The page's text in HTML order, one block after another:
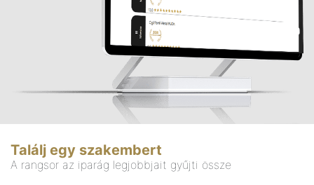
Találj egy szakembert
A rangsor az iparág legjobbjait gyűjti össze